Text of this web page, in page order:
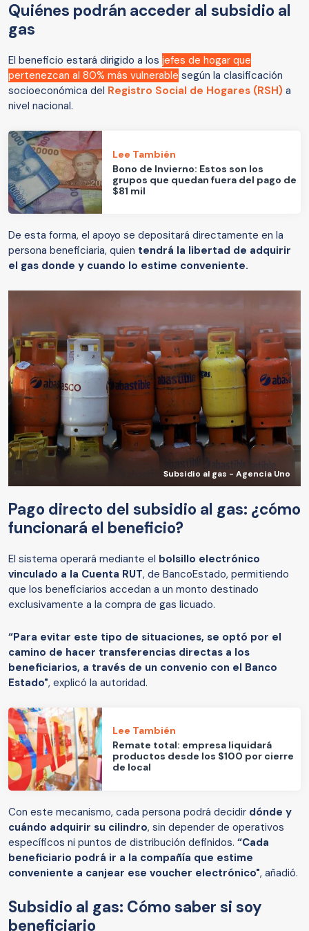
Quiénes podrán acceder al subsidio al
gas
El beneficio estará dirigido a los jefes de hogar que
pertenezcan al 80% más vulnerable según la clasificación
socioeconómica del Registro Social de Hogares (RSH) a
nivel nacional.
Lee También
Bono de Invierno: Estos son los
grupos que quedan fuera del pago de
$81 mil
De esta forma, el apoyo se depositará directamente en la
persona beneficiaria, quien tendrá la libertad de adquirir
el gas donde y cuando lo estime conveniente.
Subsidio al gas - Agencia Uno
Pago directo del subsidio al gas: ¿cómo
funcionará el beneficio?
El sistema operará mediante el bolsillo electrónico
vinculado a la Cuenta RUT, de BancoEstado, permitiendo
que los beneficiarios accedan a un monto destinado
exclusivamente a la compra de gas licuado.
“Para evitar este tipo de situaciones, se optó por el
camino de hacer transferencias directas a los
beneficiarios, a través de un convenio con el Banco
Estado", explicó la autoridad.
Lee También
Remate total: empresa liquidará
productos desde los $100 por cierre
de local
Con este mecanismo, cada persona podrá decidir dónde y
cuándo adquirir su cilindro, sin depender de operativos
específicos ni puntos de distribución definidos. “Cada
beneficiario podrá ir a la compañía que estime
conveniente a canjear ese voucher electrónico", añadió.
Subsidio al gas: Cómo saber si soy
beneficiario